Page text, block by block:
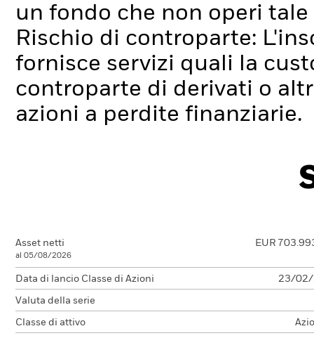
un fondo che non operi tale
Rischio di controparte:
fornisce servizi quali la
controparte di derivati o
azioni a perdite finanziarie.
Asset netti
al 05/08/2026
EUR
Data di lancio Classe di Azioni 23/02/
Valuta della serie
Classe di attivo